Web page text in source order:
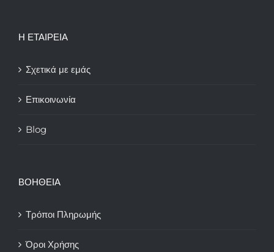
Η ΕΤΑΙΡΕΙΑ
Σχετικά με εμάς
Επικοινωνία
Blog
ΒΟΗΘΕΙΑ
Τρόποι Πληρωμής
Όροι Χρήσης